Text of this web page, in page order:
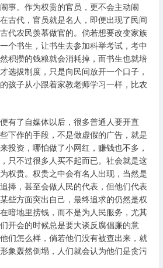
事。作为权贵的官员，更不会主动闹
古代，官员就是名人，即便出现了民间
代农民羡慕做官的。倘若想要改变家族
个书生，让书生去参加科举考试，考中
积攒的钱粮就会消耗掉，而书生也就培
选拔制度，只是向民间放开一个口子，
孩子从小跟着家教老师学习一样，比农
有了自媒体以后，很多普通人要开直
下作的手段，不是做虚假的广告，就是
投资，哪怕做了小网红，赚钱也不多，
只不过很多人买不起而已。社会就是这
权贵。权贵之中会有名人出现，当然是
捧，甚至会做人民的代表，但他们代表
些方面突出自己，最终追求的仍然是权
暗地里捞钱，而不是为人民服务，尤其
开会的时候总是要大谈反腐倡廉的意
们怎么样，倘若他们没有被查出来，就
象轰然倒塌，人们就会认为他们是贪污